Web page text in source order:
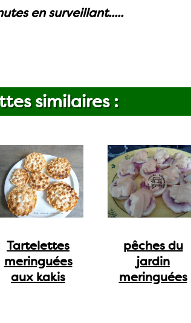
en surveillant.....
similaires :
Tartelettes
meringuées
aux kakis
pêches du
jardin
meringuées